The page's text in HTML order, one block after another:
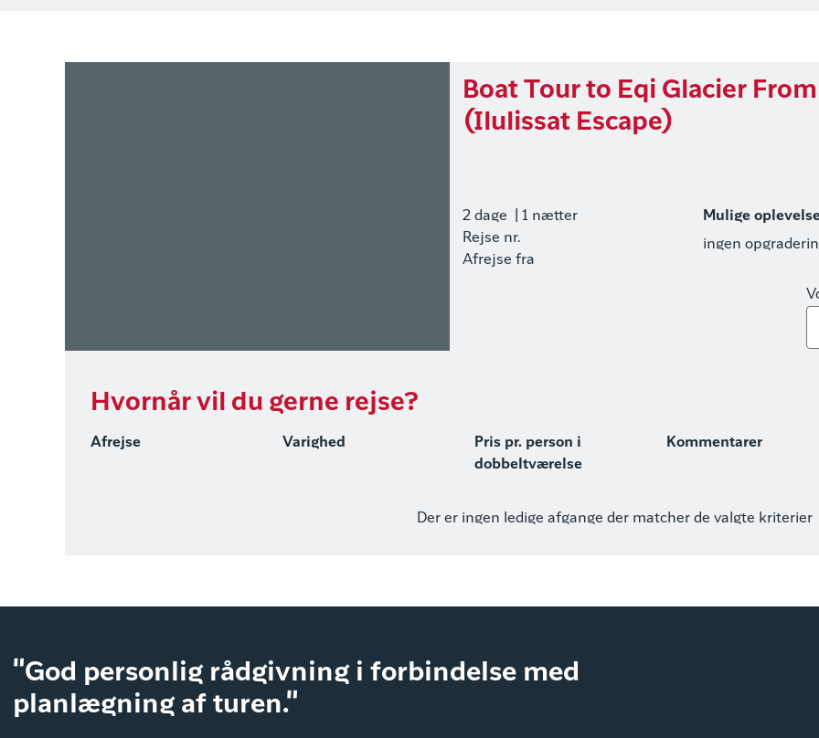
Boat Tour to Eqi Glacier
(Ilulissat Escape)
2 dage
| 1 nætter
Rejse nr.
Afrejse fra
Mulige
ingen
Hvornår vil du gerne rejse?
Afrejse Varighed
Pris pr. person i
dobbeltværelse
Kommentarer
Der er ingen ledige afgange der matcher de valgte kriterier
"God personlig rådgivning i forbindelse med
planlægning af turen."